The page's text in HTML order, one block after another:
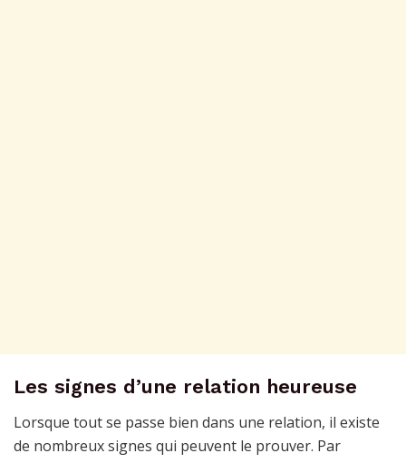
Les signes d’une relation heureuse
Lorsque tout se passe bien dans une relation, il existe
de nombreux signes qui peuvent le prouver. Par